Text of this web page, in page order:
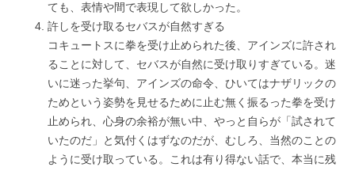
ても、表情や間で表現して欲しかった。
許しを受け取るセバスが自然すぎる
コキュートスに拳を受け止められた後、アインズに許され
ることに対して、セバスが自然に受け取りすぎている。迷
いに迷った挙句、アインズの命令、ひいてはナザリックの
ためという姿勢を見せるために止む無く振るった拳を受け
止められ、心身の余裕が無い中、やっと自らが「試されて
いたのだ」と気付くはずなのだが、むしろ、当然のことの
ように受け取っている。これは有り得ない話で、本当に残